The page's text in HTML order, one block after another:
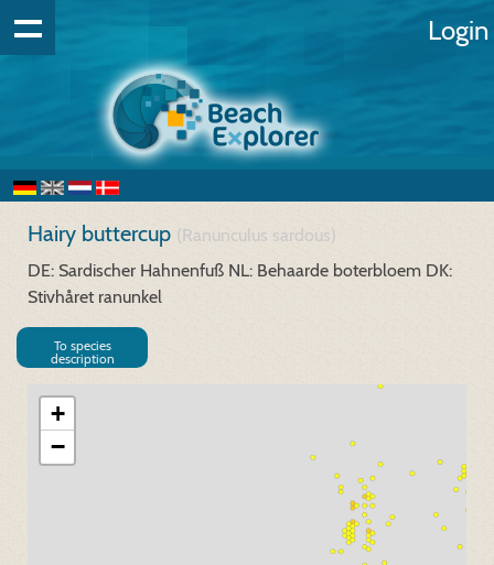
Login
Hairy buttercup (Ranunculus sardous)
DE: Sardischer Hahnenfuß NL: Behaarde boterbloem DK:
Stivhåret ranunkel
To species
description
+
−